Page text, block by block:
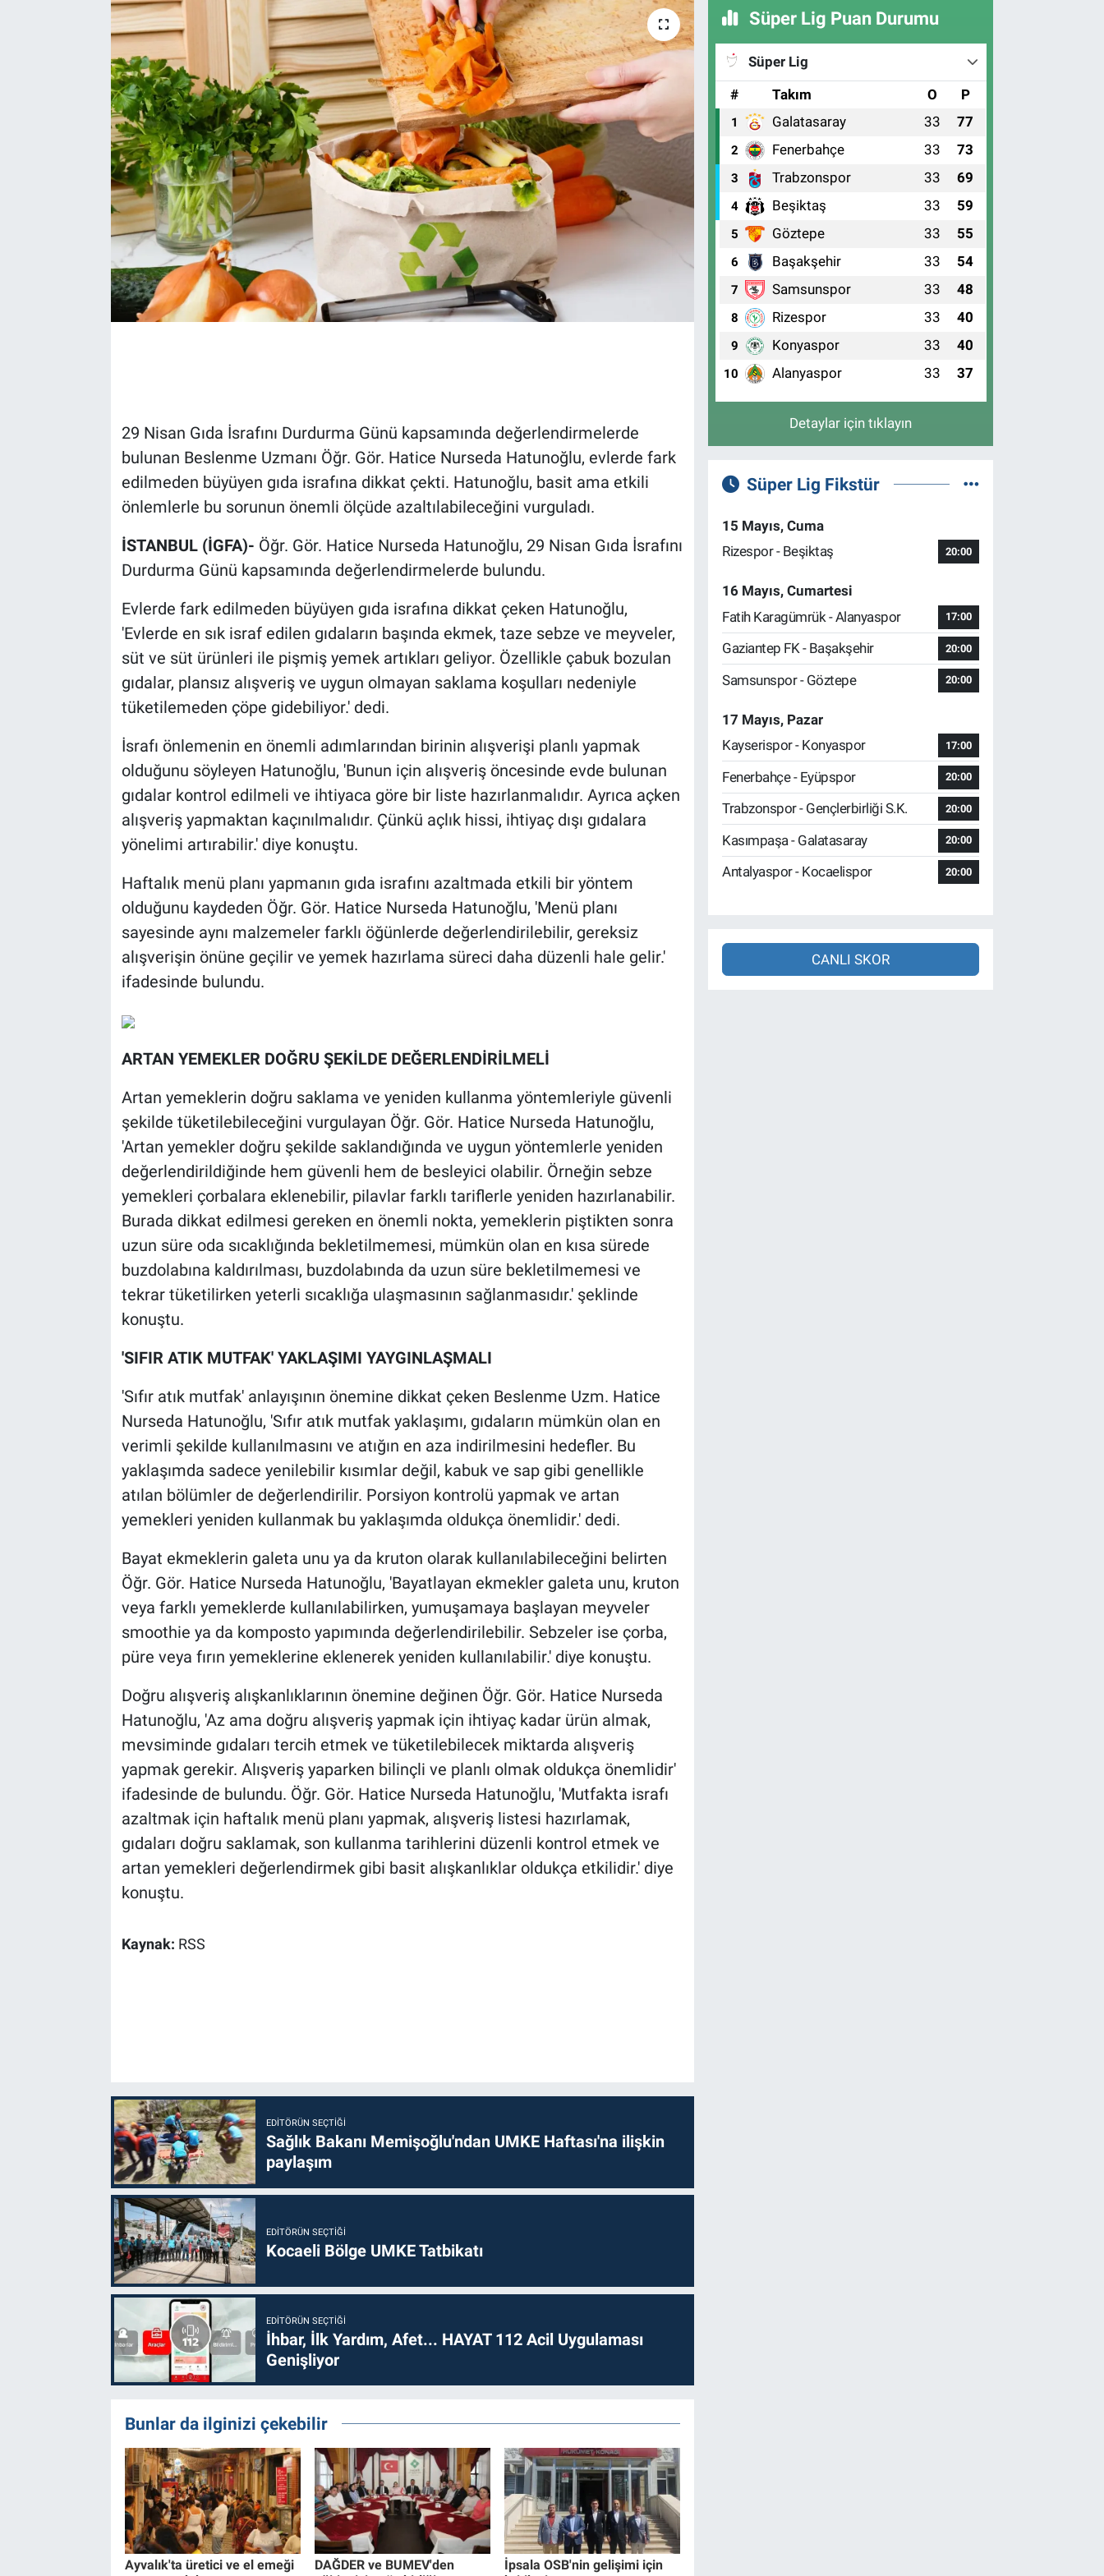
29 Nisan Gıda İsrafını Durdurma Günü kapsamında değerlendirmelerde
bulunan Beslenme Uzmanı Öğr. Gör. Hatice Nurseda Hatunoğlu, evlerde fark
edilmeden büyüyen gıda israfına dikkat çekti. Hatunoğlu, basit ama etkili
önlemlerle bu sorunun önemli ölçüde azaltılabileceğini vurguladı.
İSTANBUL (İGFA)- Öğr. Gör. Hatice Nurseda Hatunoğlu, 29 Nisan Gıda İsrafını
Durdurma Günü kapsamında değerlendirmelerde bulundu.
Evlerde fark edilmeden büyüyen gıda israfına dikkat çeken Hatunoğlu,
'Evlerde en sık israf edilen gıdaların başında ekmek, taze sebze ve meyveler,
süt ve süt ürünleri ile pişmiş yemek artıkları geliyor. Özellikle çabuk bozulan
gıdalar, plansız alışveriş ve uygun olmayan saklama koşulları nedeniyle
tüketilemeden çöpe gidebiliyor.' dedi.
İsrafı önlemenin en önemli adımlarından birinin alışverişi planlı yapmak
olduğunu söyleyen Hatunoğlu, 'Bunun için alışveriş öncesinde evde bulunan
gıdalar kontrol edilmeli ve ihtiyaca göre bir liste hazırlanmalıdır. Ayrıca açken
alışveriş yapmaktan kaçınılmalıdır. Çünkü açlık hissi, ihtiyaç dışı gıdalara
yönelimi artırabilir.' diye konuştu.
Haftalık menü planı yapmanın gıda israfını azaltmada etkili bir yöntem
olduğunu kaydeden Öğr. Gör. Hatice Nurseda Hatunoğlu, 'Menü planı
sayesinde aynı malzemeler farklı öğünlerde değerlendirilebilir, gereksiz
alışverişin önüne geçilir ve yemek hazırlama süreci daha düzenli hale gelir.'
ifadesinde bulundu.
ARTAN YEMEKLER DOĞRU ŞEKİLDE DEĞERLENDİRİLMELİ
Artan yemeklerin doğru saklama ve yeniden kullanma yöntemleriyle güvenli
şekilde tüketilebileceğini vurgulayan Öğr. Gör. Hatice Nurseda Hatunoğlu,
'Artan yemekler doğru şekilde saklandığında ve uygun yöntemlerle yeniden
değerlendirildiğinde hem güvenli hem de besleyici olabilir. Örneğin sebze
yemekleri çorbalara eklenebilir, pilavlar farklı tariflerle yeniden hazırlanabilir.
Burada dikkat edilmesi gereken en önemli nokta, yemeklerin piştikten sonra
uzun süre oda sıcaklığında bekletilmemesi, mümkün olan en kısa sürede
buzdolabına kaldırılması, buzdolabında da uzun süre bekletilmemesi ve
tekrar tüketilirken yeterli sıcaklığa ulaşmasının sağlanmasıdır.' şeklinde
konuştu.
'SIFIR ATIK MUTFAK' YAKLAŞIMI YAYGINLAŞMALI
'Sıfır atık mutfak' anlayışının önemine dikkat çeken Beslenme Uzm. Hatice
Nurseda Hatunoğlu, 'Sıfır atık mutfak yaklaşımı, gıdaların mümkün olan en
verimli şekilde kullanılmasını ve atığın en aza indirilmesini hedefler. Bu
yaklaşımda sadece yenilebilir kısımlar değil, kabuk ve sap gibi genellikle
atılan bölümler de değerlendirilir. Porsiyon kontrolü yapmak ve artan
yemekleri yeniden kullanmak bu yaklaşımda oldukça önemlidir.' dedi.
Bayat ekmeklerin galeta unu ya da kruton olarak kullanılabileceğini belirten
Öğr. Gör. Hatice Nurseda Hatunoğlu, 'Bayatlayan ekmekler galeta unu, kruton
veya farklı yemeklerde kullanılabilirken, yumuşamaya başlayan meyveler
smoothie ya da komposto yapımında değerlendirilebilir. Sebzeler ise çorba,
püre veya fırın yemeklerine eklenerek yeniden kullanılabilir.' diye konuştu.
Doğru alışveriş alışkanlıklarının önemine değinen Öğr. Gör. Hatice Nurseda
Hatunoğlu, 'Az ama doğru alışveriş yapmak için ihtiyaç kadar ürün almak,
mevsiminde gıdaları tercih etmek ve tüketilebilecek miktarda alışveriş
yapmak gerekir. Alışveriş yaparken bilinçli ve planlı olmak oldukça önemlidir'
ifadesinde de bulundu. Öğr. Gör. Hatice Nurseda Hatunoğlu, 'Mutfakta israfı
azaltmak için haftalık menü planı yapmak, alışveriş listesi hazırlamak,
gıdaları doğru saklamak, son kullanma tarihlerini düzenli kontrol etmek ve
artan yemekleri değerlendirmek gibi basit alışkanlıklar oldukça etkilidir.' diye
konuştu.
Kaynak: RSS
EDITÖRÜN SEÇTIĞI
Sağlık Bakanı Memişoğlu'ndan UMKE Haftası'na ilişkin
paylaşım
EDITÖRÜN SEÇTIĞI
Kocaeli Bölge UMKE Tatbikatı
EDITÖRÜN SEÇTIĞI
İhbar, İlk Yardım, Afet... HAYAT 112 Acil Uygulaması
Genişliyor
Bunlar da ilginizi çekebilir
Ayvalık'ta üretici ve el emeği
DAĞDER ve BUMEV'den
İpsala OSB'nin gelişimi için
Süper Lig Puan Durumu
Süper Lig
#
Takım O P
1 Galatasaray 33 77
2 Fenerbahçe 33 73
3 Trabzonspor 33 69
4 Beşiktaş 33 59
5 Göztepe 33 55
6 Başakşehir 33 54
7 Samsunspor 33 48
8 Rizespor 33 40
9 Konyaspor 33 40
10 Alanyaspor 33 37
Detaylar için tıklayın
Süper Lig Fikstür
15 Mayıs, Cuma
Rizespor - Beşiktaş
20:00
16 Mayıs, Cumartesi
Fatih Karagümrük - Alanyaspor
17:00
Gaziantep FK - Başakşehir 20:00
Samsunspor - Göztepe 20:00
17 Mayıs, Pazar
Kayserispor - Konyaspor
17:00
Fenerbahçe - Eyüpspor 20:00
Trabzonspor - Gençlerbirliği S.K. 20:00
Kasımpaşa - Galatasaray 20:00
Antalyaspor - Kocaelispor 20:00
CANLI SKOR